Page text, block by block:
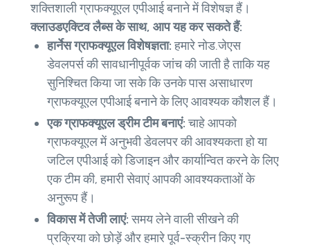
शक्तिशाली ग्राफक्यूएल एपीआई बनाने में विशेषज्ञ हैं।
क्लाउडएक्टिव लैब्स के साथ, आप यह कर सकते हैं:
हार्नेस ग्राफक्यूएल विशेषज्ञता:हमारे नोड.जेएस
डेवलपर्स की सावधानीपूर्वक जांच की जाती है ताकि यह
सुनिश्चित किया जा सके कि उनके पास असाधारण
ग्राफक्यूएल एपीआई बनाने के लिए आवश्यक कौशल हैं।
एक ग्राफक्यूएल ड्रीम टीम बनाएं:चाहे आपको
ग्राफक्यूएल में अनुभवी डेवलपर की आवश्यकता हो या
जटिल एपीआई को डिजाइन और कार्यान्वित करने के लिए
एक टीम की, हमारी सेवाएं आपकी आवश्यकताओं के
अनुरूप हैं।
विकास में तेजी लाएं:समय लेने वाली सीखने की
प्रक्रिया को छोड़ें और हमारे पूर्व-स्क्रीन किए गए